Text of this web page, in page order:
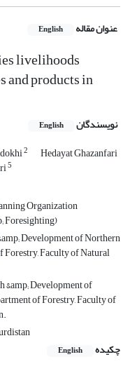
عنوان مقاله English
livelihoods
and products in
نویسندگان English
2 Hedayat Ghazanfari
5
Organization
Foresighting)
Development of Northern
Forestry, Faculty of Natural
&amp; Development of
of Forestry, Faculty of
چکیده
English